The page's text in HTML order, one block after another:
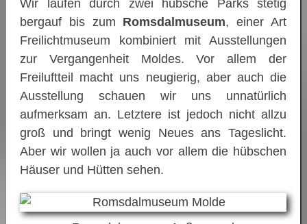
Wir laufen durch zwei hübsche Parks stetig
bergauf bis zum Romsdalmuseum, einer Art
Freilichtmuseum kombiniert mit Ausstellungen
zur Vergangenheit Moldes. Vor allem der
Freiluftteil macht uns neugierig, aber auch die
Ausstellung schauen wir uns unnatürlich
aufmerksam an. Letztere ist jedoch nicht allzu
groß und bringt wenig Neues ans Tageslicht.
Aber wir wollen ja auch vor allem die hübschen
Häuser und Hütten sehen.